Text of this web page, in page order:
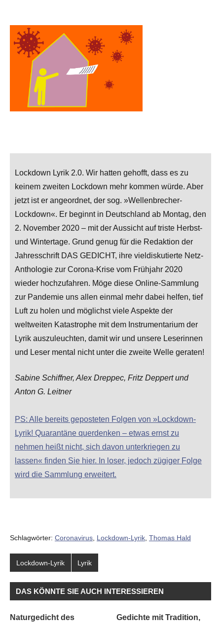
Lockdown Lyrik 2.0. Wir hatten gehofft, dass es zu
keinem zweiten Lockdown mehr kommen würde. Aber
jetzt ist er angeordnet, der sog. »Wellenbrecher-
Lockdown«. Er beginnt in Deutschland ab Montag, den
2. November 2020 – mit der Aussicht auf triste Herbst-
und Wintertage. Grund genug für die Redaktion der
Jahresschrift DAS GEDICHT, ihre vieldiskutierte Netz-
Anthologie zur Corona-Krise vom Frühjahr 2020
wieder hochzufahren. Möge diese Online-Sammlung
zur Pandemie uns allen einmal mehr dabei helfen, tief
Luft zu holen und möglichst viele Aspekte der
weltweiten Katastrophe mit dem Instrumentarium der
Lyrik auszuleuchten, damit wir und unsere Leserinnen
und Leser mental nicht unter die zweite Welle geraten!
Sabine Schiffner, Alex Dreppec, Fritz Deppert und
Anton G. Leitner
PS: Alle bereits geposteten Folgen von »Lockdown-
Lyrik! Quarantäne querdenken – etwas ernst zu
nehmen heißt nicht, sich davon unterkriegen zu
lassen« finden Sie hier. In loser, jedoch zügiger Folge
wird die Sammlung erweitert.
Schlagwörter: Coronavirus, Lockdown-Lyrik, Thomas Hald
Lockdown-Lyrik Lyrik
DAS KÖNNTE SIE AUCH INTERESSIEREN
Naturgedicht des
Gedichte mit Tradition,